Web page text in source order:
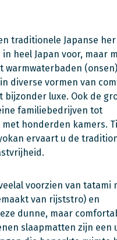
traditionele Japanse
in heel Japan voor, maar
warmwaterbaden
diverse vormen van
bijzonder luxe. Ook de
familiebedrijven tot
honderden kamers.
ervaart u de
voorzien van tatami
van rijststro) en
dunne, maar
slaapmatten zijn een